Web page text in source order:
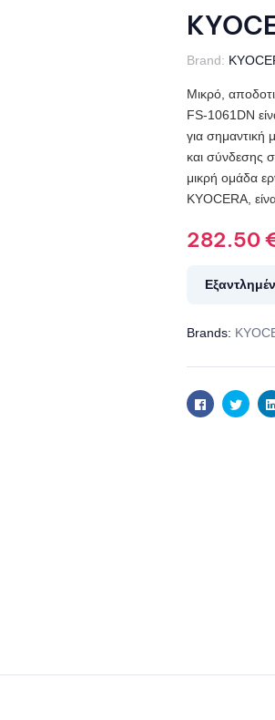
Brand:
Μικρό,
FS-1061DN
για
και σύνδεσης
μικρή ομάδα
KYOCERA,
282.50
Brands:
Facebook